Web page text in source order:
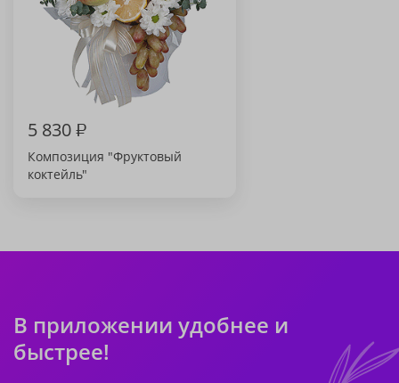
5 830₽
Композиция "Фруктовый
коктейль"
В приложении удобнее и
быстрее!